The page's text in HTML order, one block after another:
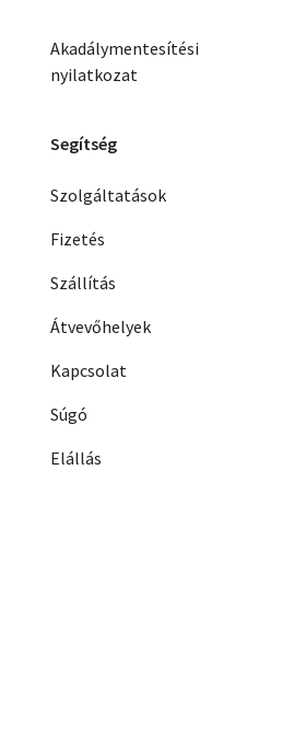
Akadálymentesítési
nyilatkozat
Segítség
Szolgáltatások
Fizetés
Szállítás
Átvevőhelyek
Kapcsolat
Súgó
Elállás